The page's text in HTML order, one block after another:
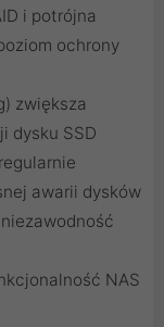
i potrójna
ochrony
zwiększa
dysku SSD
awarii dysków
NAS